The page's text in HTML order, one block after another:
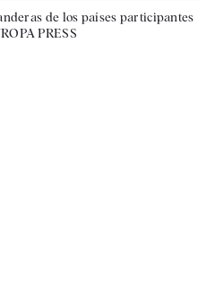
de los países participantes
PRESS